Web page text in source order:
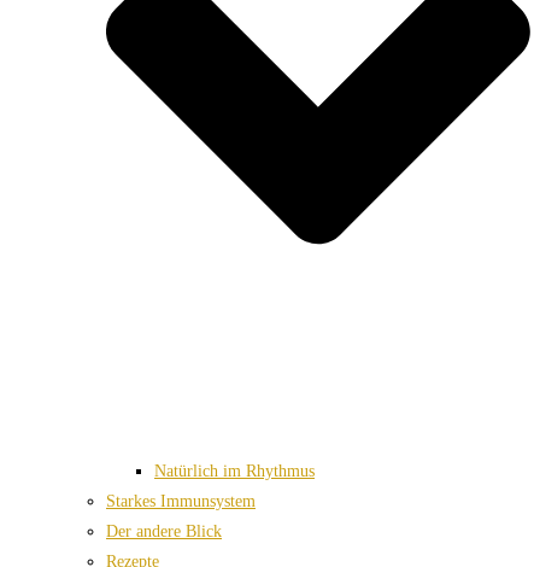
Natürlich im Rhythmus
Starkes Immunsystem
Der andere Blick
Rezepte